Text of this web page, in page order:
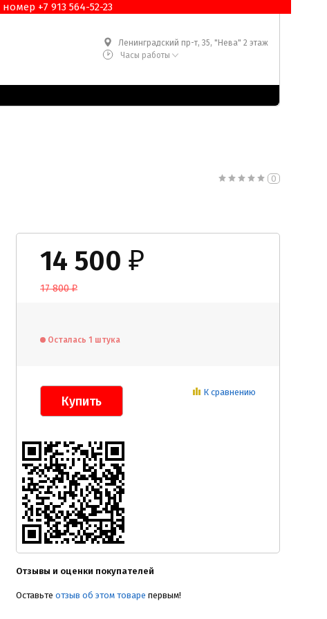
+7 913 564-52-23
Ленинградский пр-т, 35, "Нева" 2 этаж
Часы работы
0
14 500 ₽
17 800₽
Осталась 1 штука
К сравнению
Отзывы и оценки покупателей
Оставьте отзыв об этом товаре первым!